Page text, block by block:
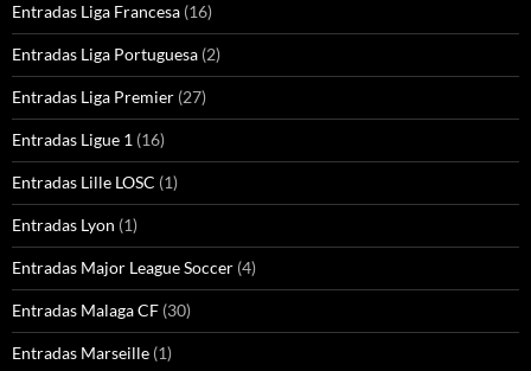
Entradas Liga Francesa (16)
Entradas Liga Portuguesa (2)
Entradas Liga Premier (27)
Entradas Ligue 1 (16)
Entradas Lille LOSC (1)
Entradas Lyon (1)
Entradas Major League Soccer (4)
Entradas Malaga CF (30)
Entradas Marseille (1)